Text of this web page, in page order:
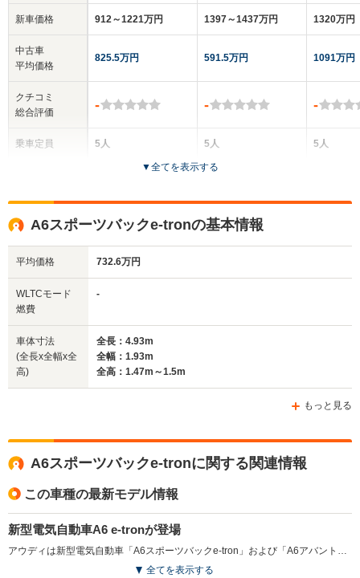
新車価格
中古車
平均価格
クチコミ
総合評価
乗車定員
サイズ
(全長x全幅x全高)
WLTCモード
燃費
排気量
912～1221万円
825.5万円
-
5人
全高
1.53m
-
1397～1437万円
591.5万円
-
5人
5ドア
全高
1.62m
-
1320万円
1091万円
-
5人
▼全てを表示する
A6スポーツバックe-tronの基本情報
平均価格 732.6万円
WLTCモード
燃費
-
車体寸法
(全長x全幅x全
高)
全長：4.93m
全幅：1.93m
全高：1.47m～1.5m
もっと見る
A6スポーツバックe-tronに関する関連情報
この車種の最新モデル情報
新型電気自動車A6 e-tronが登場
アウディは新型電気自動車「A6スポーツバックe-tron」および「A6アバントe-tron 」を2025年7月に発売した。新世代の電気自動車プラットフォームである「プレミアム・プラットフォーム・エレクトリック（PPE）」を採用したこの5ドアハッチバックモデルは、769kmの一充電走行距離を実現し、オプションのレンジプラスパッケージを装着すると、さらに846kmに伸長できる。Cd値0.21の空力性能を誇るこの車両は、クリーンでスポーティなデザインが特徴で、先進的なデジタルインターフェースを採用。室内は広く、運転時の視界も良好であり、快適なドライブを提供する。さらに、アウディの先進安全運転支援機能も満載し、充実した安全性を確保している。（2025.7）
全てを表示する